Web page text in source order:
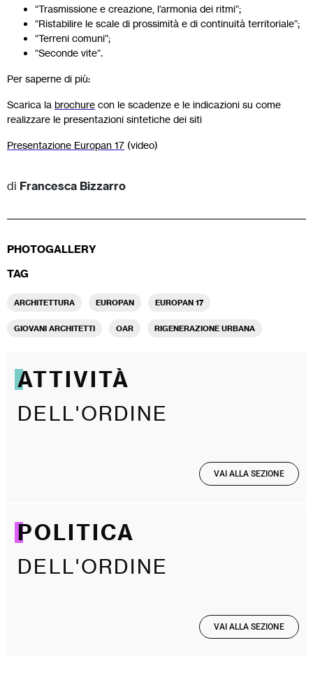
“Trasmissione e creazione, l’armonia dei ritmi”;
“Ristabilire le scale di prossimità e di continuità territoriale”;
“Terreni comuni”;
“Seconde vite”.
Per saperne di più:
Scarica la brochure con le scadenze e le indicazioni su come
realizzare le presentazioni sintetiche dei siti
Presentazione Europan 17 (video)
di Francesca Bizzarro
PHOTOGALLERY
TAG
ARCHITETTURA EUROPAN EUROPAN 17
GIOVANI ARCHITETTI OAR RIGENERAZIONE URBANA
ATTIVITÀ
DELL'ORDINE
VAI ALLA SEZIONE
POLITICA
DELL'ORDINE
VAI ALLA SEZIONE